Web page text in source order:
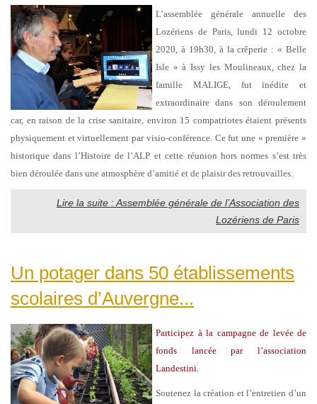
L’assemblée générale annuelle des
Lozériens de Paris, lundi 12 octobre
2020, à 19h30, à la crêperie : « Belle
Isle » à Issy les Moulineaux, chez la
famille MALIGE, fut inédite et
extraordinaire dans son déroulement
car, en raison de la crise sanitaire, environ 15 compatriotes étaient présents
physiquement et virtuellement par visio-conférence. Ce fut une « première »
historique dans l’Histoire de l’ALP et cette réunion hors normes s’est très
bien déroulée dans une atmosphère d’amitié et de plaisir des retrouvailles.
Lire la suite : Assemblée générale de l’Association des
Lozériens de Paris
Un potager dans 50 établissements
scolaires d’Auvergne...
Participez à la campagne de levée de
fonds lancée par l’association
Landestini.
Soutenez la création et l’entretien d’un